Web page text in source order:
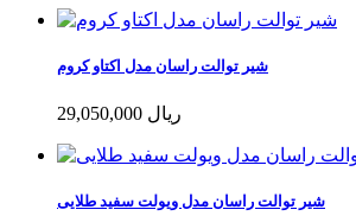
شیر توالت راسان مدل اکتاو کروم
29,050,000 ریال
شیر توالت راسان مدل ویولت سفید طلایی